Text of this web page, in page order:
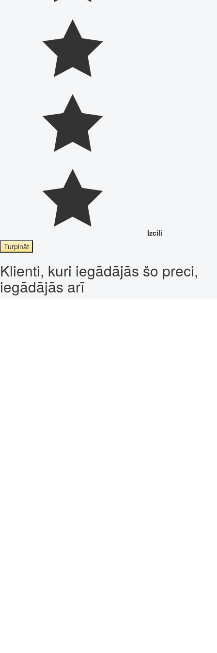
Izcili
Turpināt
Klienti, kuri iegādājās šo preci,
iegādājās arī